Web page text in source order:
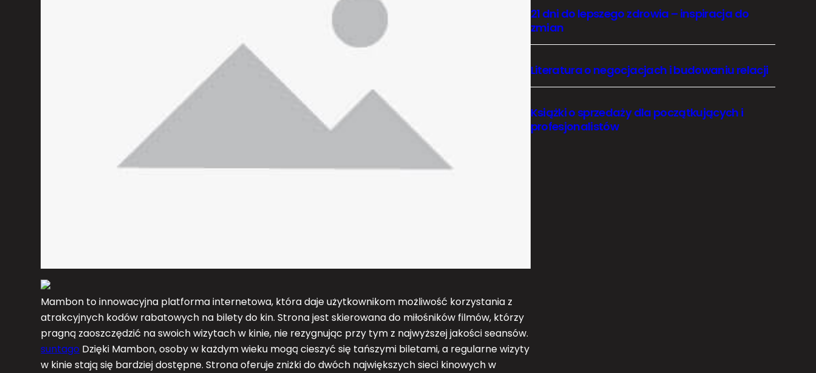
Mambon to innowacyjna platforma internetowa, która daje użytkownikom możliwość korzystania z
atrakcyjnych kodów rabatowych na bilety do kin. Strona jest skierowana do miłośników filmów, którzy
pragną zaoszczędzić na swoich wizytach w kinie, nie rezygnując przy tym z najwyższej jakości seansów.
suntago Dzięki Mambon, osoby w każdym wieku mogą cieszyć się tańszymi biletami, a regularne wizyty
w kinie stają się bardziej dostępne. Strona oferuje zniżki do dwóch największych sieci kinowych w
21 dni do lepszego zdrowia – inspiracja do
zmian
Literatura o negocjacjach i budowaniu relacji
Książki o sprzedaży dla początkujących i
profesjonalistów